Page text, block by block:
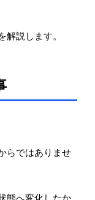
説します。
らではありませ
態へ変化したか